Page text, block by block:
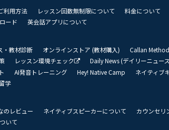
利用方法 レッスン回数無制限について 料金について
ード
英会話アプリについて
・教材診断 オンラインストア (教材購入)
Callan
レッスン環境チェック Daily News (デイリーニュー
AI発音トレーニング Hey! Native Camp ネイティブ
学
のレビュー ネイティブスピーカーについて
カウンセリ
いて